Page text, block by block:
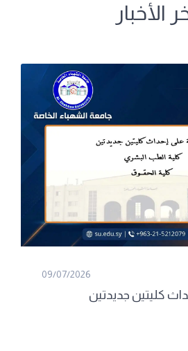
الأخبار
09/07/2026
كليتين جديدتين